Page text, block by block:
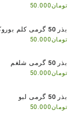
تومان50.000
بذر 50 گرمی کلم بوروکلین
تومان50.000
بذر 50 گرمی شلغم
تومان50.000
بذر 50 گرمی لبو
تومان50.000